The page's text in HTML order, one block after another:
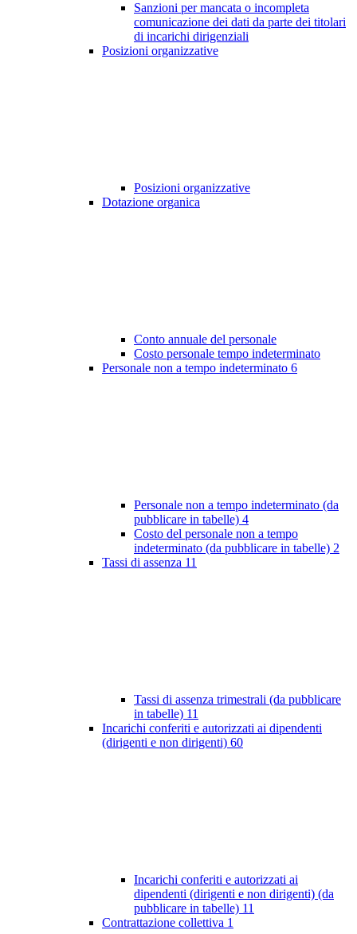
Sanzioni per mancata o incompleta
comunicazione dei dati da parte dei titolari
di incarichi dirigenziali
Posizioni organizzative
Posizioni organizzative
Dotazione organica
Conto annuale del personale
Costo personale tempo indeterminato
Personale non a tempo indeterminato 6
Personale non a tempo indeterminato (da
pubblicare in tabelle) 4
Costo del personale non a tempo
indeterminato (da pubblicare in tabelle) 2
Tassi di assenza 11
Tassi di assenza trimestrali (da pubblicare
in tabelle) 11
Incarichi conferiti e autorizzati ai dipendenti
(dirigenti e non dirigenti) 60
Incarichi conferiti e autorizzati ai
dipendenti (dirigenti e non dirigenti) (da
pubblicare in tabelle) 11
Contrattazione collettiva 1